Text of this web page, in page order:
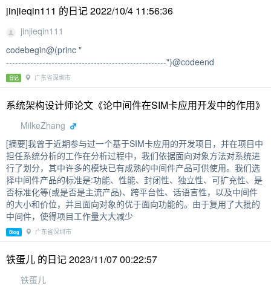
jinjieqin111 的日记 2022/10/4 11:56:36
jinjieqin111
codebegin@(princ "
-----------------------------------------------------")@codeend
日记 广东省深圳市
系统架构设计师论文《论中间件在SIM卡应用开发中的作用》
MilkeZhang
[摘要]我曾于近期参与过一个基于SIM卡应用的开发项目，并在项目中
担任系统分析的工作在分析过程中，我们依据面向对象方法对系统进
行了划分，其中许多的模块已有成熟的中间件产品可供使用。我们选
择中间件产品的标准是:功能、性能、封闭性、独立性、可扩充性、是
否标准化等(或是否是主流产品)、跨平台性、话语言性，以及中间件
的大小和价位，并且面向对象的优于面向功能的。由于复用了大批的
中间件，使得项目工作量大大减少
Blog 广东省深圳市
铁蛋儿 的日记 2023/11/07 00:22:57
铁蛋儿